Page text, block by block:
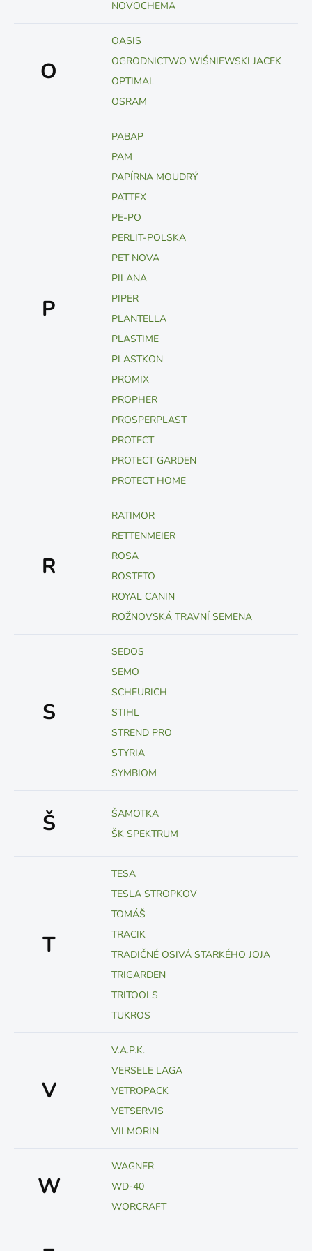
NOVOCHEMA
O
OASIS
OGRODNICTWO WIŚNIEWSKI JACEK
OPTIMAL
OSRAM
P
PABAP
PAM
PAPÍRNA MOUDRÝ
PATTEX
PE-PO
PERLIT-POLSKA
PET NOVA
PILANA
PIPER
PLANTELLA
PLASTIME
PLASTKON
PROMIX
PROPHER
PROSPERPLAST
PROTECT
PROTECT GARDEN
PROTECT HOME
R
RATIMOR
RETTENMEIER
ROSA
ROSTETO
ROYAL CANIN
ROŽNOVSKÁ TRAVNÍ SEMENA
S
SEDOS
SEMO
SCHEURICH
STIHL
STREND PRO
STYRIA
SYMBIOM
Š
ŠAMOTKA
ŠK SPEKTRUM
T
TESA
TESLA STROPKOV
TOMÁŠ
TRACIK
TRADIČNÉ OSIVÁ STARKÉHO JOJA
TRIGARDEN
TRITOOLS
TUKROS
V
V.A.P.K.
VERSELE LAGA
VETROPACK
VETSERVIS
VILMORIN
W
WAGNER
WD-40
WORCRAFT